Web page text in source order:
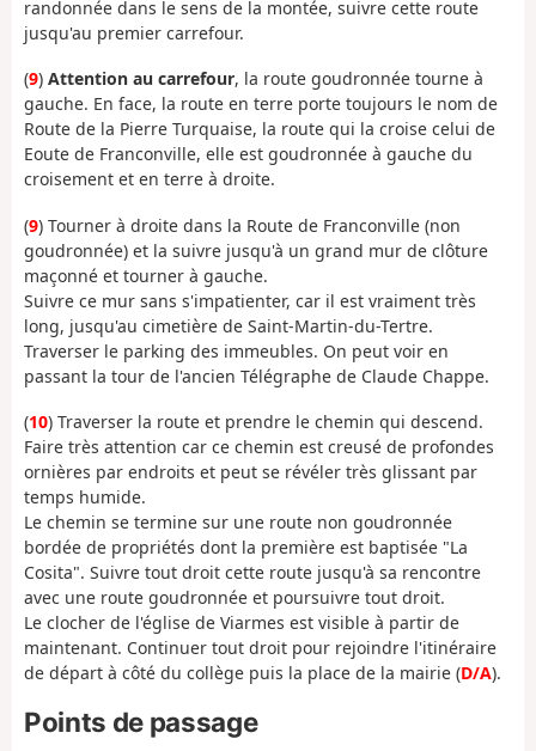
randonnée dans le sens de la montée, suivre cette route
jusqu'au premier carrefour.
(9) Attention au carrefour, la route goudronnée tourne à
gauche. En face, la route en terre porte toujours le nom de
Route de la Pierre Turquaise, la route qui la croise celui de
Eoute de Franconville, elle est goudronnée à gauche du
croisement et en terre à droite.
(9) Tourner à droite dans la Route de Franconville (non
goudronnée) et la suivre jusqu'à un grand mur de clôture
maçonné et tourner à gauche.
Suivre ce mur sans s'impatienter, car il est vraiment très
long, jusqu'au cimetière de Saint-Martin-du-Tertre.
Traverser le parking des immeubles. On peut voir en
passant la tour de l'ancien Télégraphe de Claude Chappe.
(10) Traverser la route et prendre le chemin qui descend.
Faire très attention car ce chemin est creusé de profondes
ornières par endroits et peut se révéler très glissant par
temps humide.
Le chemin se termine sur une route non goudronnée
bordée de propriétés dont la première est baptisée "La
Cosita". Suivre tout droit cette route jusqu'à sa rencontre
avec une route goudronnée et poursuivre tout droit.
Le clocher de l'église de Viarmes est visible à partir de
maintenant. Continuer tout droit pour rejoindre l'itinéraire
de départ à côté du collège puis la place de la mairie (D/A).
Points de passage